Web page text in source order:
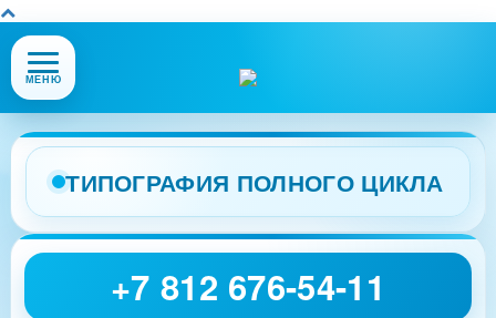
Открыть
или
меню
сайта
МЕНЮ
ТИПОГРАФИЯ ПОЛНОГО ЦИКЛА
+7 812 676-54-11